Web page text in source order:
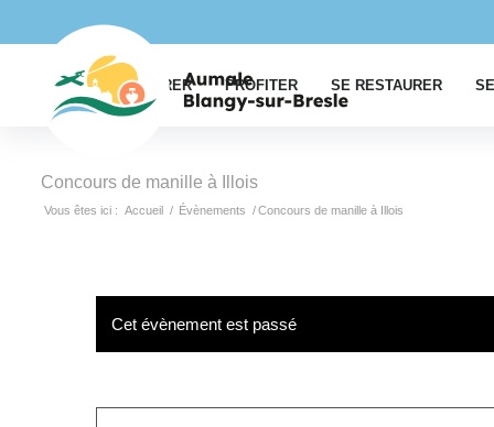
EXPLORER PROFITER SE RESTAURER
Concours de manille à Illois
Vous êtes ici : Accueil / Évènements /Concours de manille à Illois
Cet évènement est passé